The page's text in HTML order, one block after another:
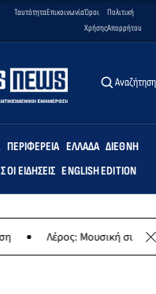
ΤαυτότηταΕπικοινωνίαΌροι
Χρήσης
Πολιτική
Απορρήτου
Αναζήτηση
ΠΕΡΙΦΈΡΕΙΑ ΕΛΛΆΔΑ ΔΙΕΘΝΉ
ΟΙ ΕΙΔΉΣΕΙΣ ENGLISH EDITION
Λέρος: Μουσική συναυλία